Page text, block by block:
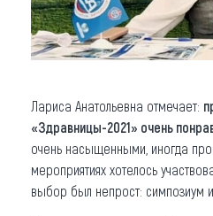
Лариса Анатольевна отмечает:
«Здравницы-2021» очень
очень насыщенными, иногда
мероприятиях хотелось
выбор был непрост: симпозиум